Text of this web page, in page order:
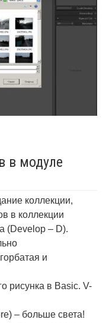
в модуле
коллекции,
в коллекции
(Develop – D).
и
рисунка в Basic. V-
– больше света!